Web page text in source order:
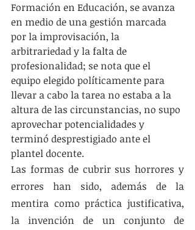
Formación en Educación, se avanza
en medio de una gestión marcada
por la improvisación, la
arbitrariedad y la falta de
profesionalidad; se nota que el
equipo elegido políticamente para
llevar a cabo la tarea no estaba a la
altura de las circunstancias, no supo
aprovechar potencialidades y
terminó desprestigiado ante el
plantel docente.
Las formas de cubrir sus horrores y
errores han sido, además de la
mentira como práctica justificativa,
la invención de un conjunto de